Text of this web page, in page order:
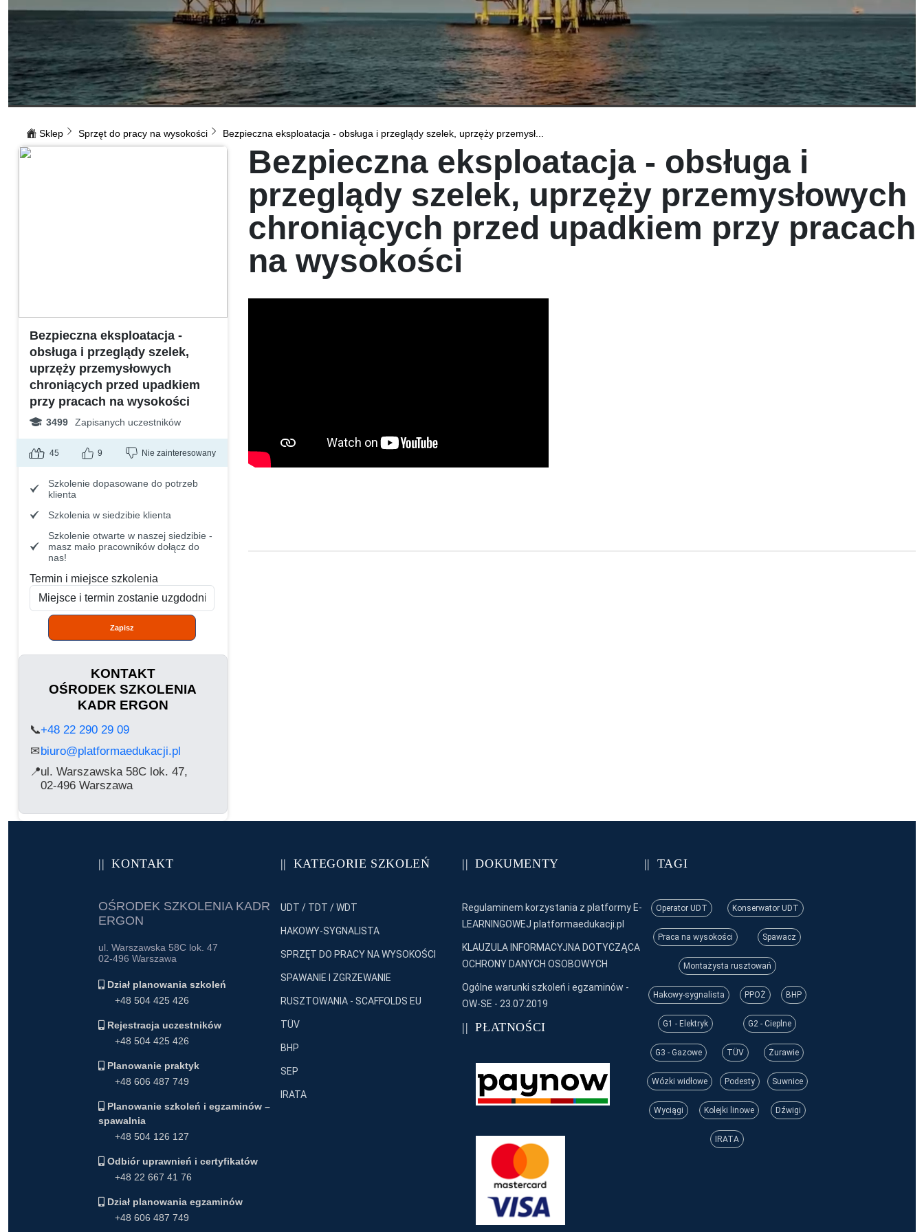
Sklep Sprzęt do pracy na wysokości Bezpieczna eksploatacja - obsługa i przeglądy szelek, uprzęży przemysł...
Bezpieczna eksploatacja -
obsługa i przeglądy szelek,
uprzęży przemysłowych
chroniących przed upadkiem
przy pracach na wysokości
3499 Zapisanych uczestników
45 9 Nie zainteresowany
Szkolenie dopasowane do potrzeb
klienta
Szkolenia w siedzibie klienta
Szkolenie otwarte w naszej siedzibie -
masz mało pracowników dołącz do
nas!
Termin i miejsce szkolenia
Zapisz
KONTAKT
OŚRODEK SZKOLENIA
KADR ERGON
📞+48 22 290 29 09
✉biuro@platformaedukacji.pl
📍ul. Warszawska 58C lok. 47,
02-496 Warszawa
Bezpieczna eksploatacja - obsługa i
przeglądy szelek, uprzęży przemysłowych
chroniących przed upadkiem przy pracach
na wysokości
KONTAKT
OŚRODEK SZKOLENIA KADR
ERGON
ul. Warszawska 58C lok. 47
02-496 Warszawa
Dział planowania szkoleń
+48 504 425 426
Rejestracja uczestników
+48 504 425 426
Planowanie praktyk
+48 606 487 749
Planowanie szkoleń i egzaminów –
spawalnia
+48 504 126 127
Odbiór uprawnień i certyfikatów
+48 22 667 41 76
Dział planowania egzaminów
+48 606 487 749
KATEGORIE SZKOLEŃ
UDT / TDT / WDT
HAKOWY-SYGNALISTA
SPRZĘT DO PRACY NA WYSOKOŚCI
SPAWANIE I ZGRZEWANIE
RUSZTOWANIA - SCAFFOLDS EU
TÜV
BHP
SEP
IRATA
DOKUMENTY
Regulaminem korzystania z platformy E-
LEARNINGOWEJ platformaedukacji.pl
KLAUZULA INFORMACYJNA DOTYCZĄCA
OCHRONY DANYCH OSOBOWYCH
Ogólne warunki szkoleń i egzaminów -
OW-SE - 23.07.2019
PŁATNOŚCI
TAGI
Operator UDT Konserwator UDT
Praca na wysokości Spawacz
Montażysta rusztowań
Hakowy-sygnalista PPOŻ BHP
G1 - Elektryk G2 - Cieplne
G3 - Gazowe TÜV Żurawie
Wózki widłowe Podesty Suwnice
Wyciągi Kolejki linowe Dźwigi
IRATA